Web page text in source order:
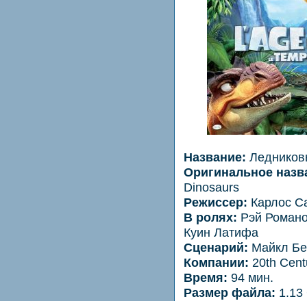
Название:
Оригинальное
Dinosaurs
Режиссер: Карлос
В ролях: Рэй
Куин Латифа
Сценарий: Майкл
Компании: 20th
Время: 94 мин.
Размер файла: 1.13